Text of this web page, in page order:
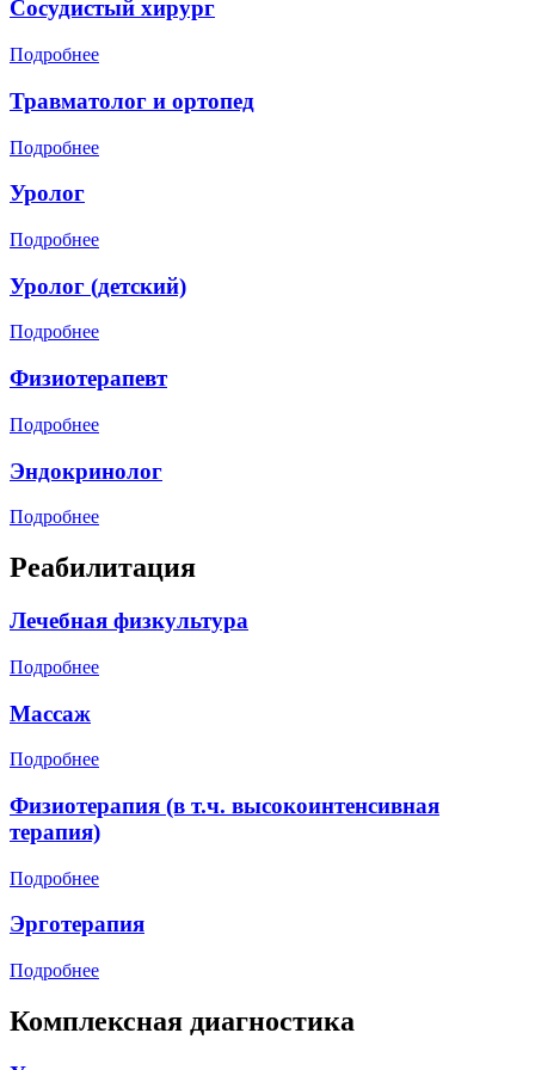
Сосудистый хирург
Подробнее
Травматолог и ортопед
Подробнее
Уролог
Подробнее
Уролог (детский)
Подробнее
Физиотерапевт
Подробнее
Эндокринолог
Подробнее
Реабилитация
Лечебная физкультура
Подробнее
Массаж
Подробнее
Физиотерапия (в т.ч. высокоинтенсивная
терапия)
Подробнее
Эрготерапия
Подробнее
Комплексная диагностика